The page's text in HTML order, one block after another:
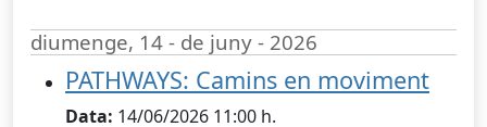
diumenge, 14 - de juny - 2026
PATHWAYS: Camins en moviment
Data: 14/06/2026 11:00 h.